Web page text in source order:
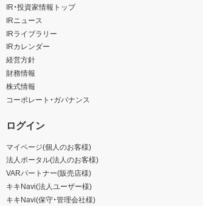
IR・投資家情報トップ
IRニュース
IRライブラリー
IRカレンダー
経営方針
財務情報
株式情報
コーポレート・ガバナンス
ログイン
マイページ(個人のお客様)
法人ポータル(法人のお客様)
VARパートナー(販売店様)
キキNavi(法人ユーザー様)
キキNavi(保守・管理会社様)